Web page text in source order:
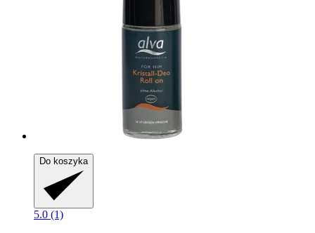
Do koszyka
5.0 (1)